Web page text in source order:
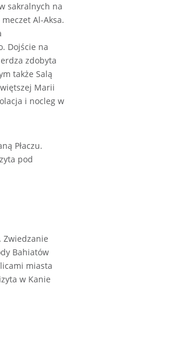
sakralnych na
Al-Aksa.
Dojście na
zdobyta
także Salą
Marii
i nocleg w
Płaczu.
pod
Zwiedzanie
Bahiatów
miasta
w Kanie